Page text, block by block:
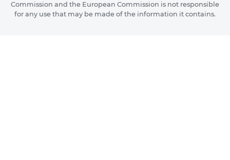
Commission and the European Commission is not responsible
for any use that may be made of the information it contains.